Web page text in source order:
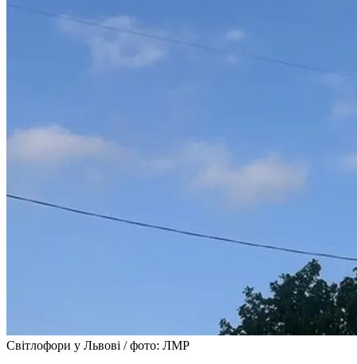
Світлофори у Львові / фото: ЛМР